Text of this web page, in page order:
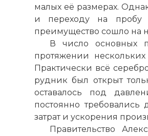
малых её размерах.
и переходу на пробу
преимущество сошло на
В число основных
протяжении
Практически всё
рудник был открыт
оставалось под
постоянно
затрат и ускорения
Правительство